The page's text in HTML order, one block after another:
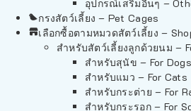
อุปกรณ์เสริมอื่นๆ –
กรงสัตว์เลี้ยง – Pet Cages
เลือกซื้อตามหมวดสัตว์เลี้ยง –
สำหรับสัตว์เลี้ยงลูกด้วยนม –
สำหรับสุนัข – For Dogs
สำหรับแมว – For Cats
สำหรับกระต่าย – For
สำหรับกระรอก – For